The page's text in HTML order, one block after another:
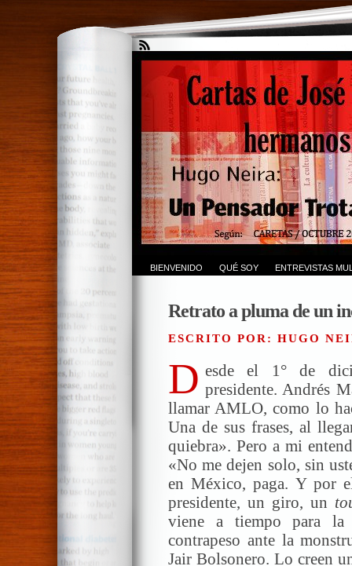
BIENVENIDO QUÉ SOY ENTREVISTAS
Retrato a pluma de un
ESCRITO POR: HUGO
D esde el 1° de
presidente. Andrés
llamar AMLO, como lo
Una de sus frases, al
quiebra». Pero a mi
«No me dejen solo, sin
en México, paga. Y por
presidente, un giro, un
viene a tiempo para la
contrapeso ante la
Jair Bolsonero. Lo creen